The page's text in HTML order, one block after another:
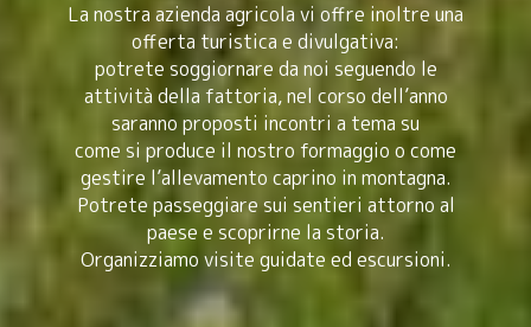
La nostra azienda agricola vi offre inoltre una
offerta turistica e divulgativa:
potrete soggiornare da noi seguendo le
attività della fattoria, nel corso dell’anno
saranno proposti incontri a tema su
come si produce il nostro formaggio o come
gestire l’allevamento caprino in montagna.
Potrete passeggiare sui sentieri attorno al
paese e scoprirne la storia.
Organizziamo visite guidate ed escursioni.